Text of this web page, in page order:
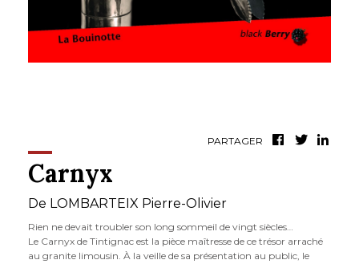
Carnyx
De LOMBARTEIX Pierre-Olivier
PARTAGER
Rien ne devait troubler son long sommeil de vingt siècles…
Le Carnyx de Tintignac est la pièce maîtresse de ce trésor arraché
au granite limousin. À la veille de sa présentation au public, le